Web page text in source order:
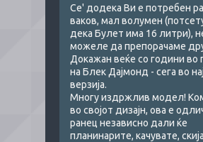
Се' додека Ви е потребен
ваков, мал волумен
дека Булет има 16 литри),
можеле да препорачаме
Докажан веќе со години во
на Блек Дајмонд - сега во
верзија.
Многу издржлив модел!
во својот дизајн, ова е
ранец независно дали ќе
планинарите, качувате,